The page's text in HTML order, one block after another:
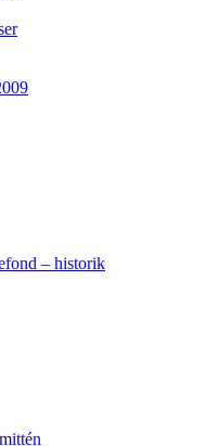
– historik